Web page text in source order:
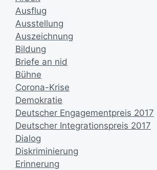
Ausflug
Ausstellung
Auszeichnung
Bildung
Briefe an nid
Bühne
Corona-Krise
Demokratie
Deutscher Engagementpreis 2017
Deutscher Integrationspreis 2017
Dialog
Diskriminierung
Erinnerung